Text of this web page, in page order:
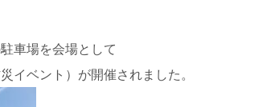
車場を会場として
イベント）が開催されました。